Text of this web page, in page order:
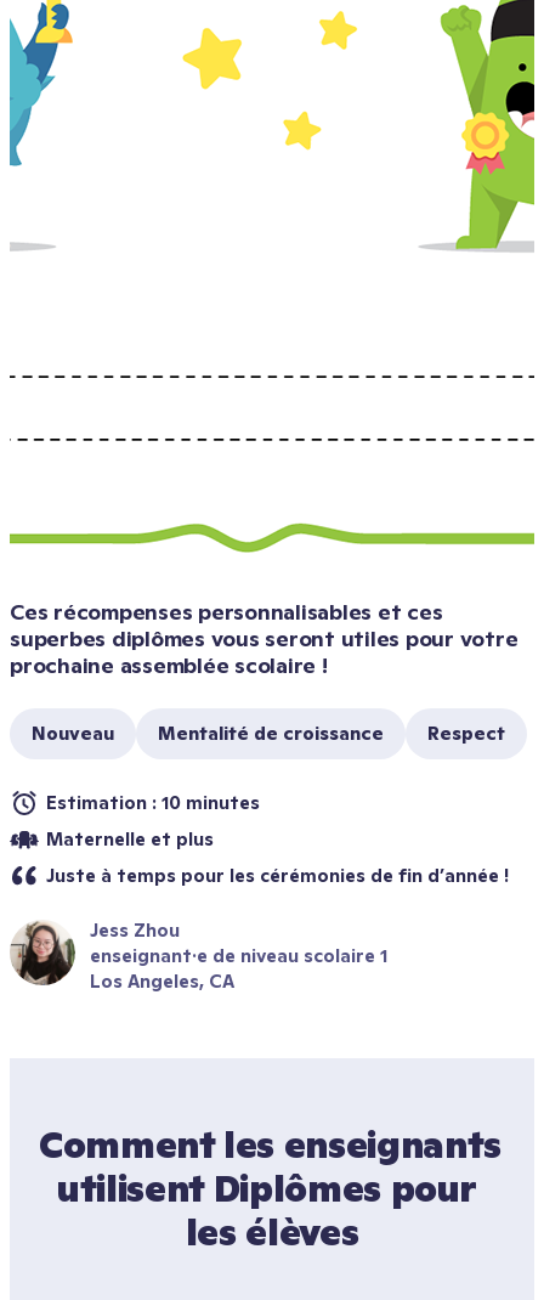
Ces récompenses personnalisables et ces
superbes diplômes vous seront utiles pour votre
prochaine assemblée scolaire !
Nouveau Mentalité de croissance Respect
Estimation : 10 minutes
Maternelle et plus
Juste à temps pour les cérémonies de fin d’année !
Jess Zhou
enseignant·e de niveau scolaire 1
Los Angeles, CA
Comment les enseignants
utilisent Diplômes pour
les élèves